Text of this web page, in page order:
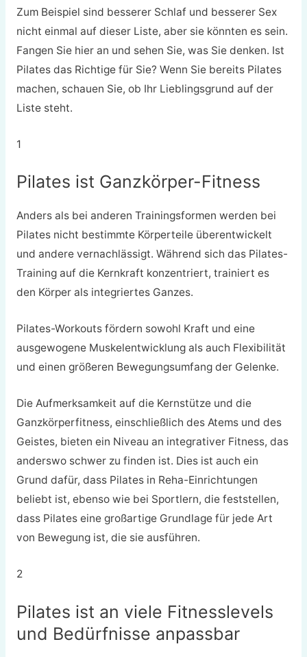
Zum Beispiel sind besserer Schlaf und besserer Sex
nicht einmal auf dieser Liste, aber sie könnten es sein.
Fangen Sie hier an und sehen Sie, was Sie denken. Ist
Pilates das Richtige für Sie? Wenn Sie bereits Pilates
machen, schauen Sie, ob Ihr Lieblingsgrund auf der
Liste steht.
1
Pilates ist Ganzkörper-Fitness
Anders als bei anderen Trainingsformen werden bei
Pilates nicht bestimmte Körperteile überentwickelt
und andere vernachlässigt. Während sich das Pilates-
Training auf die Kernkraft konzentriert, trainiert es
den Körper als integriertes Ganzes.
Pilates-Workouts fördern sowohl Kraft und eine
ausgewogene Muskelentwicklung als auch Flexibilität
und einen größeren Bewegungsumfang der Gelenke.
Die Aufmerksamkeit auf die Kernstütze und die
Ganzkörperfitness, einschließlich des Atems und des
Geistes, bieten ein Niveau an integrativer Fitness, das
anderswo schwer zu finden ist. Dies ist auch ein
Grund dafür, dass Pilates in Reha-Einrichtungen
beliebt ist, ebenso wie bei Sportlern, die feststellen,
dass Pilates eine großartige Grundlage für jede Art
von Bewegung ist, die sie ausführen.
2
Pilates ist an viele Fitnesslevels
und Bedürfnisse anpassbar